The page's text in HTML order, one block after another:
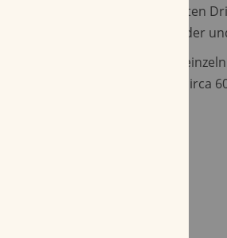
bevor sie gegen Ende des ersten
von Gewürzen, Karamell, Zeder
Cameroon Robusto ist sowohl
und weiß während der circa